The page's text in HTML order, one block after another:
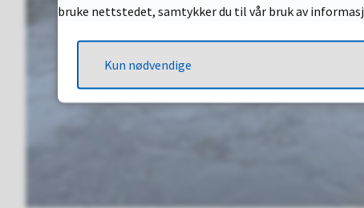
bruke nettstedet, samtykker du til vår bruk av
Kun nødvendige